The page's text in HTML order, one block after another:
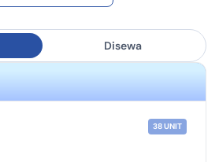
Disewa
38UNIT